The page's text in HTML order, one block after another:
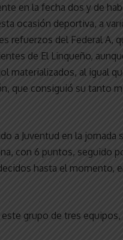
en la fecha dos y de
ocasión deportiva, a
refuerzos del Federal A,
de El Linqueño,
materializados, al igual
que consiguió su tanto
a Juventud en la jornada
con 6 puntos, seguido
hasta el momento,
grupo de tres